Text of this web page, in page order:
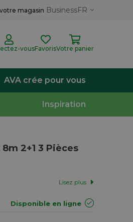
magasin BusinessFR
vousFavorisVotre panier
AVA crée pour vous
Inspiration
2+1 3 Pièces
Lisez plus
Disponible en ligne